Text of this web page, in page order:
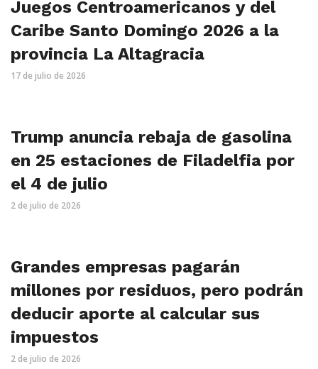
Juegos Centroamericanos y del
Caribe Santo Domingo 2026 a la
provincia La Altagracia
17 de julio de 2026
Trump anuncia rebaja de gasolina
en 25 estaciones de Filadelfia por
el 4 de julio
2 de julio de 2026
Grandes empresas pagarán
millones por residuos, pero podrán
deducir aporte al calcular sus
impuestos
2 de julio de 2026